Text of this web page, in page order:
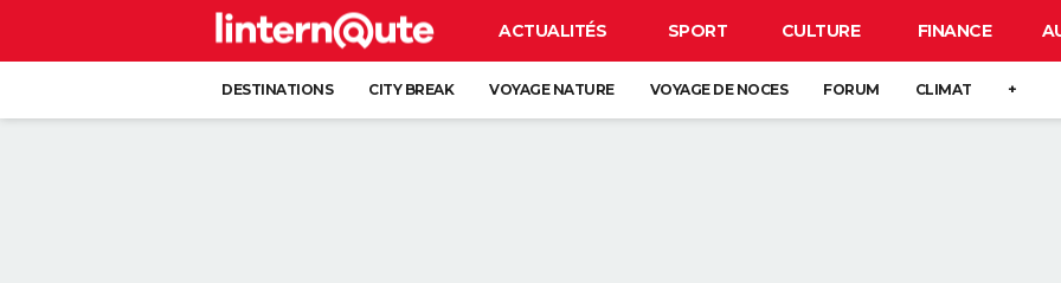
ACTUALITÉS SPORT CULTURE FINANCE
DESTINATIONS CITY BREAK VOYAGE NATURE VOYAGE DE NOCES FORUM CLIMAT +